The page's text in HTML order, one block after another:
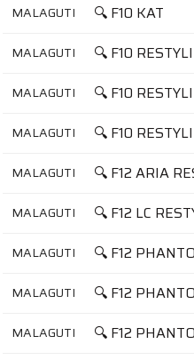
MALAGUTI 🔍 F10 KAT
MALAGUTI 🔍 F10
MALAGUTI 🔍 F10
MALAGUTI 🔍 F10
MALAGUTI 🔍 F12 ARIA
MALAGUTI 🔍 F12 LC
MALAGUTI 🔍 F12
MALAGUTI 🔍 F12
MALAGUTI 🔍 F12